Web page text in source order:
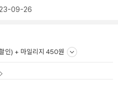
09-26
인) + 마일리지 450원